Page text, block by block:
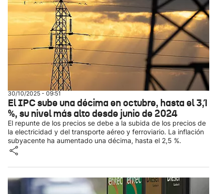
30/10/2025 - 09:51
El IPC sube una décima en octubre, hasta el 3,1
%, su nivel más alto desde junio de 2024
El repunte de los precios se debe a la subida de los precios de
la electricidad y del transporte aéreo y ferroviario. La inflación
subyacente ha aumentado una décima, hasta el 2,5 %.